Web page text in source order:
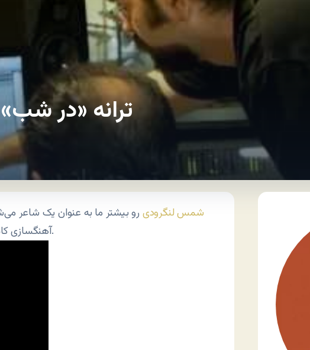
ترانه «در
شمس لنگرودی رو بیشتر ما به عنوان یک شاعر
آهنگسازی کامران رسول‌زاده خونده. این آهنگ رو بشنوید که دلنشینه.